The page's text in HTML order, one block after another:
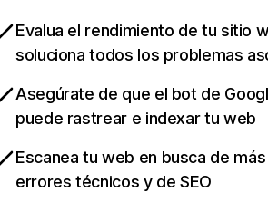
Evalua el rendimiento de tu sitio
soluciona todos los problemas
Asegúrate de que el bot de
puede rastrear e indexar tu web
Escanea tu web en busca de
errores técnicos y de SEO